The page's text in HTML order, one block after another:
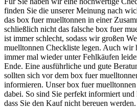
finden Sie die unserer Meinung nach
das box fuer muelltonnen in einer
schließlich nicht das falsche box fuer
ist immer schlecht, sodass wir großen
muelltonnen Checkliste legen. Auch wir
immer mal wieder unter Fehlkäufen
Ende. Eine ausführliche und gute
sollten sich vor dem box fuer
informieren. Unser box fuer
dabei. So sind Sie perfekt informiert und
dass Sie den Kauf nicht bereuen werden.